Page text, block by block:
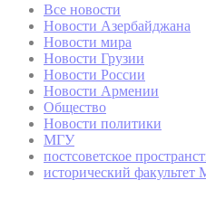
Все новости
Новости Азербайджана
Новости мира
Новости Грузии
Новости России
Новости Армении
Общество
Новости политики
МГУ
постсоветское
исторический